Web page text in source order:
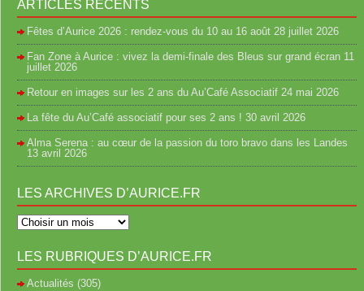
ARTICLES RÉCENTS
Fêtes d’Aurice 2026 : rendez-vous du 10 au 16 août 28 juillet 2026
Fan Zone à Aurice : vivez la demi-finale des Bleus sur grand écran 11
juillet 2026
Retour en images sur les 2 ans du Au’Café Associatif 24 mai 2026
La fête du Au’Café associatif pour ses 2 ans ! 30 avril 2026
Alma Serena : au cœur de la passion du toro bravo dans les Landes
13 avril 2026
LES ARCHIVES D’AURICE.FR
LES RUBRIQUES D’AURICE.FR
Actualités (305)